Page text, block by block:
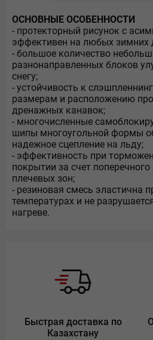
ОСНОВНЫЕ ОСОБЕННОСТИ
- протекторный рисунок с
эффективен на любых зимних
- большое количество
разнонаправленных блоков
снегу;
- устойчивость к
размерам и расположению
дренажных канавок;
- многочисленные
шипы многоугольной формы
надежное сцепление на льду;
- эффективность при
покрытии за счет
плечевых зон;
- резиновая смесь эластична
температурах и не
нагреве.
Быстрая доставка по
Казахстану